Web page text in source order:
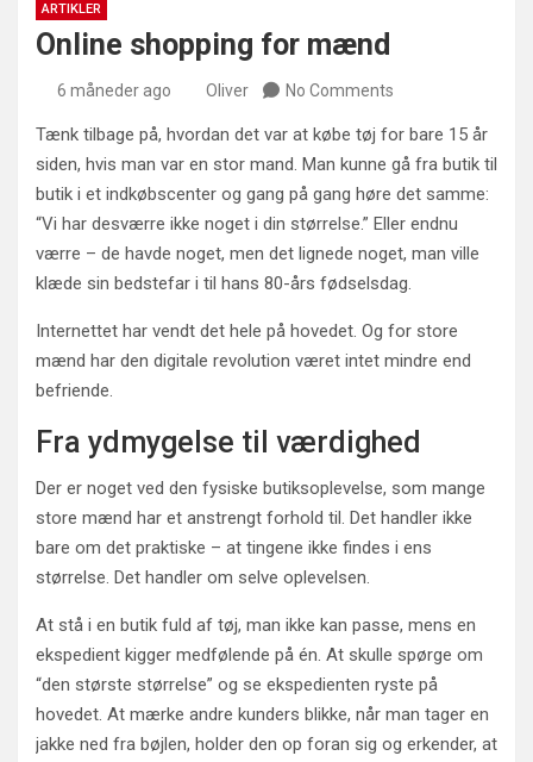
ARTIKLER
Online shopping for mænd
6 måneder ago Oliver No Comments
Tænk tilbage på, hvordan det var at købe tøj for bare 15 år
siden, hvis man var en stor mand. Man kunne gå fra butik til
butik i et indkøbscenter og gang på gang høre det samme:
“Vi har desværre ikke noget i din størrelse.” Eller endnu
værre – de havde noget, men det lignede noget, man ville
klæde sin bedstefar i til hans 80-års fødselsdag.
Internettet har vendt det hele på hovedet. Og for store
mænd har den digitale revolution været intet mindre end
befriende.
Fra ydmygelse til værdighed
Der er noget ved den fysiske butiksoplevelse, som mange
store mænd har et anstrengt forhold til. Det handler ikke
bare om det praktiske – at tingene ikke findes i ens
størrelse. Det handler om selve oplevelsen.
At stå i en butik fuld af tøj, man ikke kan passe, mens en
ekspedient kigger medfølende på én. At skulle spørge om
“den største størrelse” og se ekspedienten ryste på
hovedet. At mærke andre kunders blikke, når man tager en
jakke ned fra bøjlen, holder den op foran sig og erkender, at